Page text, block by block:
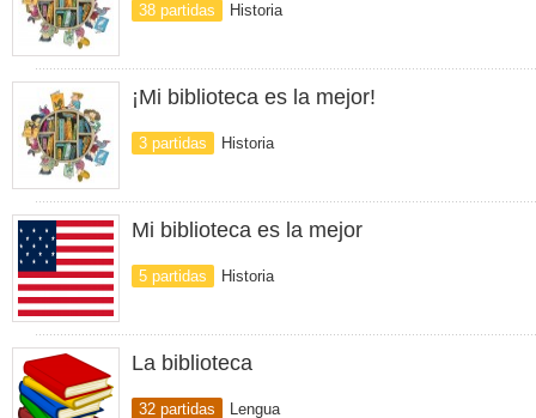
38 partidas Historia
¡Mi biblioteca es la mejor!
3 partidas Historia
Mi biblioteca es la mejor
5 partidas Historia
La biblioteca
32 partidas Lengua